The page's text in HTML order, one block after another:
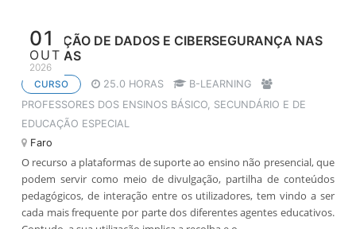
01
OUT
2026
PROTEÇÃO DE DADOS E CIBERSEGURANÇA NAS
ESCOLAS
CURSO 25.0 HORAS
B-LEARNING
PROFESSORES DOS ENSINOS BÁSICO, SECUNDÁRIO E DE
EDUCAÇÃO ESPECIAL
Faro
O recurso a plataformas de suporte ao ensino não presencial, que
podem servir como meio de divulgação, partilha de conteúdos
pedagógicos, de interação entre os utilizadores, tem vindo a ser
cada mais frequente por parte dos diferentes agentes educativos.